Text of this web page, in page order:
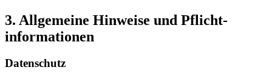
3. Allgemeine Hinweise und Pflicht­
informationen
Datenschutz